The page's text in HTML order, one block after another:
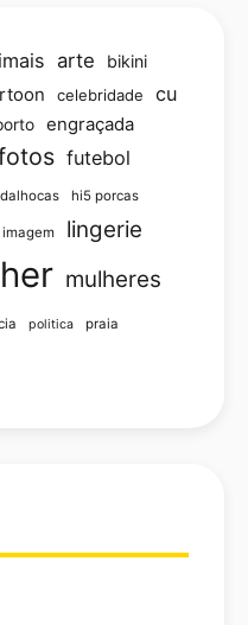
arte bikini
celebridade cu
engraçada
futebol
hi5 porcas
imagem lingerie
mulheres
politica praia